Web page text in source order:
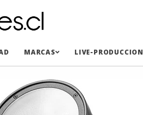
MARCAS LIVE-PRODUCCION